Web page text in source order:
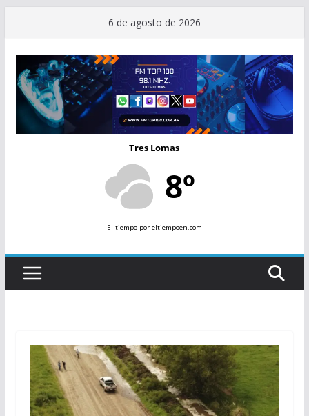
contenido
6 de agosto de 2026
Tres Lomas
8º
El tiempopor eltiempoen.com